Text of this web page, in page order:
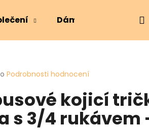
Dámské oblečení
Podrobnosti hodnocení
kojicí
s 3/4 rukávem